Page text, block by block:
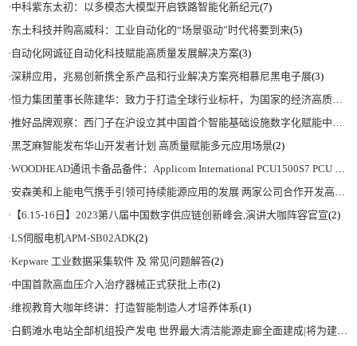
·中科紫东太初：以多模态大模型开启铁路智能化新纪元(7)
·东土科技并购高威科：工业自动化的“场景驱动”时代将要到来(5)
· 自动化网诚征自动化科技赋能高质量发展解决方案(3)
·深耕应用，兆易创新携全系产品和行业解决方案亮相慕尼黑电子展(3)
·恒力集团董事长陈建华：致力于打造全球行业标杆，为国家的经济高质量发展贡献更大力量|上海电气集团党委书记、董事长吴磊来访
·推好品牌观察：西门子在沪设立其中国首个智能基础设施数字化赋能中心
·黑芝麻智能发布华山开发者计划 高质量赋能多元应用场景(2)
·WOODHEAD通讯卡备品备件：Applicom International PCU1500S7 PCU 1500 S7 V4.5.0
·安森美和上能电气携手引领可持续能源应用的发展 两家公司合作开发高性能储能和太阳能组串式逆变器方案 以实现可持续的未来
· 【6.15-16日】2023第八届中国数字供应链创新峰会,演讲大咖阵容官宣(2)
·LS伺服电机APM-SB02ADK(2)
·Kepware 工业数据采集软件 及 常见问题解答(2)
·中国首款高血压介入治疗器械正式获批上市(2)
·维视教育大咖年终讲：打造智能制造人才培养体系(1)
·白鹤滩水电站全部机组投产发电 世界最大清洁能源走廊全面建成|将为建设新型能源体系、保障国家能源安全、实现“双碳”目标提供有力支撑